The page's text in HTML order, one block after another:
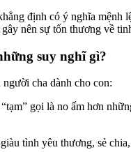
định có ý nghĩa mệnh
nên sự tổn thương về
suy nghĩ gì?
cha dành cho con:
gọi là no ấm hơn
tình yêu thương, sẻ